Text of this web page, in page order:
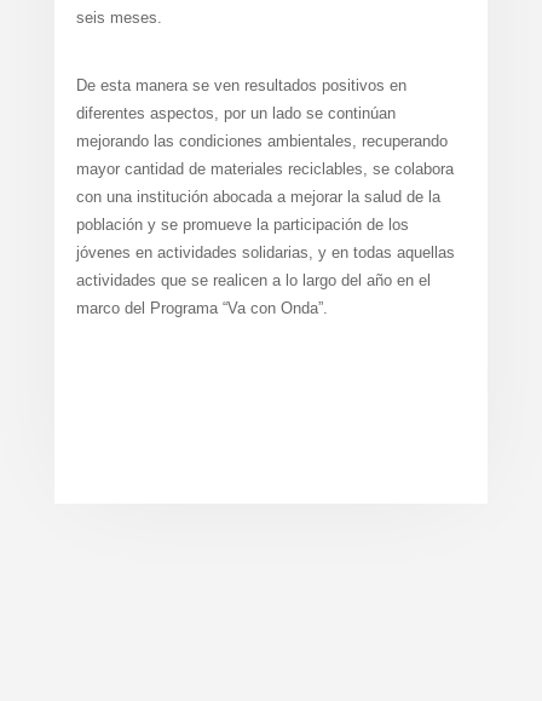
seis meses.
De esta manera se ven resultados positivos en
diferentes aspectos, por un lado se continúan
mejorando las condiciones ambientales, recuperando
mayor cantidad de materiales reciclables, se colabora
con una institución abocada a mejorar la salud de la
población y se promueve la participación de los
jóvenes en actividades solidarias, y en todas aquellas
actividades que se realicen a lo largo del año en el
marco del Programa “Va con Onda”.